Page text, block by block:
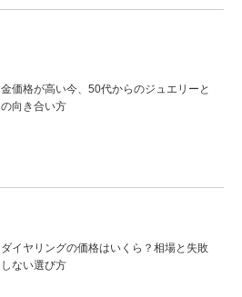
金価格が高い今、50代からのジュエリーと
の向き合い方
ダイヤリングの価格はいくら？相場と失敗
しない選び方